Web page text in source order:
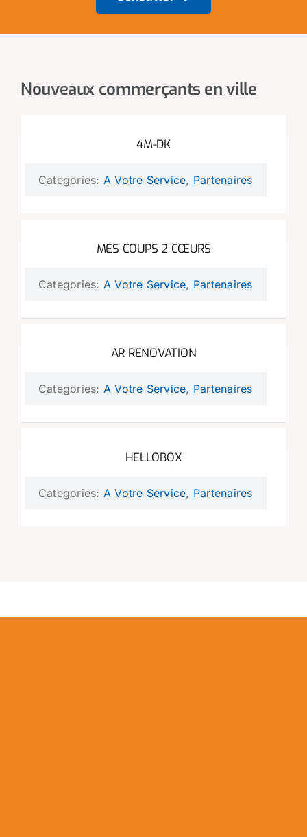
Nouveaux commerçants en ville
4M-DK
Categories: A Votre Service, Partenaires
MES COUPS 2 CŒURS
Categories: A Votre Service, Partenaires
AR RENOVATION
Categories: A Votre Service, Partenaires
HELLOBOX
Categories: A Votre Service, Partenaires